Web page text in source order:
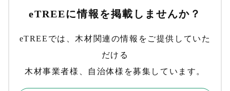
eTREEに情報を掲載しませんか？
eTREEでは、木材関連の情報をご提供していた
だける
木材事業者様、自治体様を募集しています。